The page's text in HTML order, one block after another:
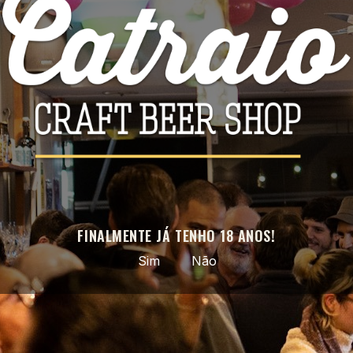
Facebook
Instagram
APROVEITE AS NOSSAS ÚLTIMAS NOVIDADES E OFERTAS
ESPECIAIS
Pode cancelar a subscrição a qualquer momento. Para tal, consulte a
nossa informação de contacto na declaração legal.
Cerveja artesanal selecionada · do nacional ao mundo ·
entregas em todo o país
FINALMENTE JÁ TENHO 18 ANOS!
Sim Não